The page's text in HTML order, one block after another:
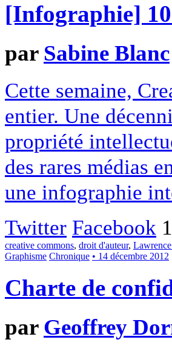
[Infographie]
par Sabine Blanc
Cette semaine,
entier. Une
propriété
des rares médias
une infographie
Twitter Facebook
creative commons, droit d'auteur,
Graphisme Chronique • 14 décembre 2012
Charte de
par Geoffrey